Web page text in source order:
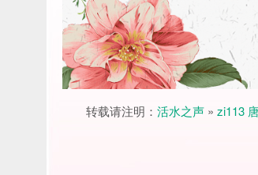
转载请注明： 活水之声 » zi113